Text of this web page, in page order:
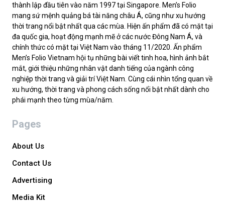
thành lập đầu tiên vào năm 1997 tại Singapore. Men’s Folio
mang sứ mệnh quảng bá tài năng châu Á, cũng như xu hướng
thời trang nổi bật nhất qua các mùa. Hiện ấn phẩm đã có mặt tại
đa quốc gia, hoạt động mạnh mẽ ở các nước Đông Nam Á, và
chính thức có mặt tại Việt Nam vào tháng 11/2020. Ấn phẩm
Men’s Folio Vietnam hội tụ những bài viết tinh hoa, hình ảnh bắt
mắt, giới thiệu những nhân vật danh tiếng của ngành công
nghiệp thời trang và giải trí Việt Nam. Cùng cái nhìn tổng quan về
xu hướng, thời trang và phong cách sống nổi bật nhất dành cho
phái mạnh theo từng mùa/năm.
Pages
About Us
Contact Us
Advertising
Media Kit